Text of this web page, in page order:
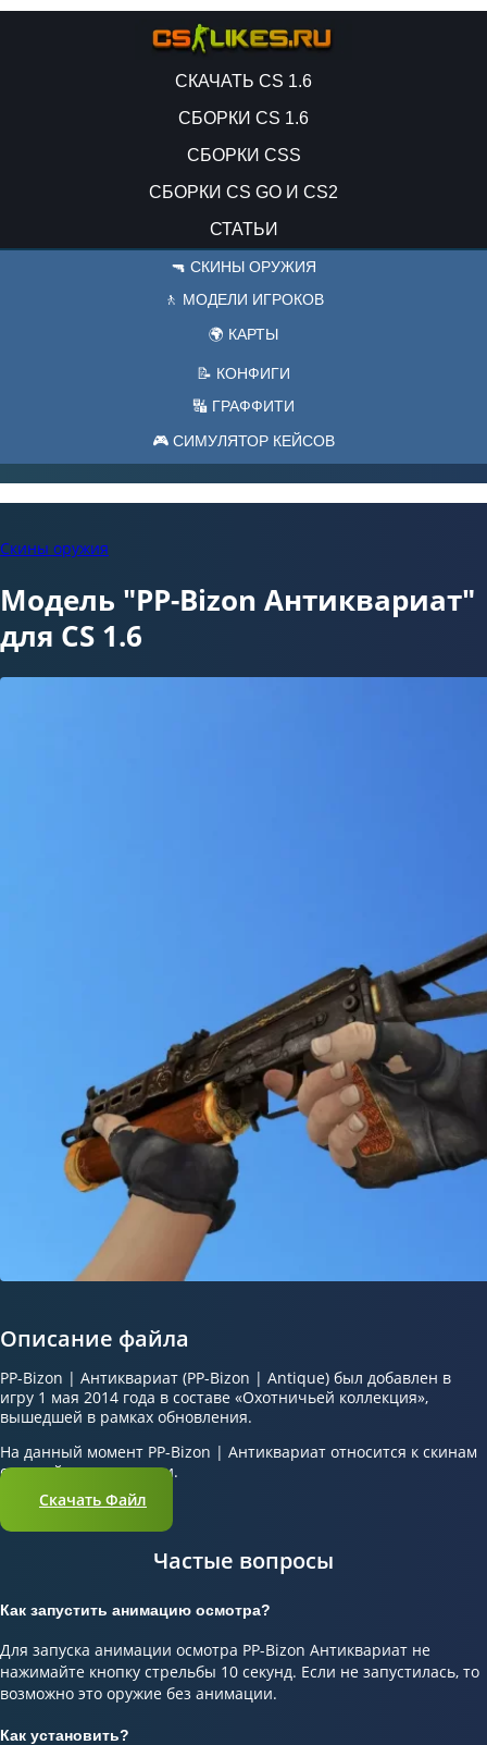
СКАЧАТЬ CS 1.6
СБОРКИ CS 1.6
СБОРКИ CSS
СБОРКИ CS GO И CS2
СТАТЬИ
🔫 СКИНЫ ОРУЖИЯ
🚶 МОДЕЛИ ИГРОКОВ
🌍 КАРТЫ
📝 КОНФИГИ
🔣 ГРАФФИТИ
🎮 СИМУЛЯТОР КЕЙСОВ
Скины оружия
Модель "PP-Bizon Антиквариат"
для CS 1.6
Описание файла
PP-Bizon | Антиквариат (PP-Bizon | Antique) был добавлен в
игру 1 мая 2014 года в составе «Охотничьей коллекция»,
вышедшей в рамках обновления.
На данный момент PP-Bizon | Антиквариат относится к скинам
средней популярности.
Скачать Файл
Частые вопросы
Как запустить анимацию осмотра?
Для запуска анимации осмотра PP-Bizon Антиквариат не
нажимайте кнопку стрельбы 10 секунд. Если не запустилась, то
возможно это оружие без анимации.
Как установить?